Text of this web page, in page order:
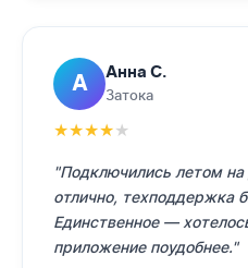
А Анна С.
Затока
★★★★★
"Подключились летом
отлично, техподдержка
Единственное —
приложение поудобнее."